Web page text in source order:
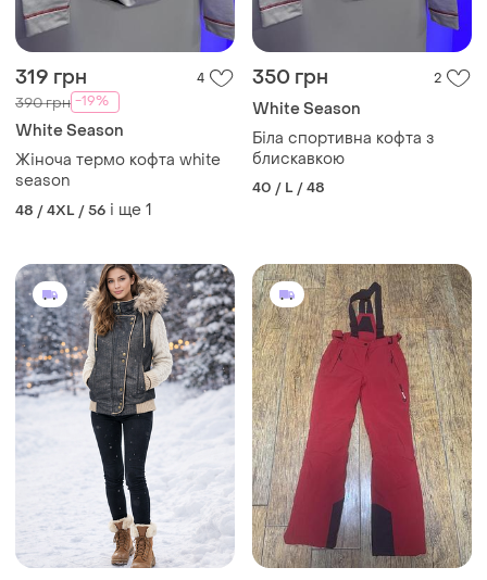
319 грн 4
390 грн -19%
White Season
Жіноча термо кофта white
season
48 / 4XL / 56 і ще 1
350 грн 2
White Season
Біла спортивна кофта з
блискавкою
40 / L / 48